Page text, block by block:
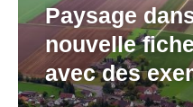
Paysage
nouvelle
avec des